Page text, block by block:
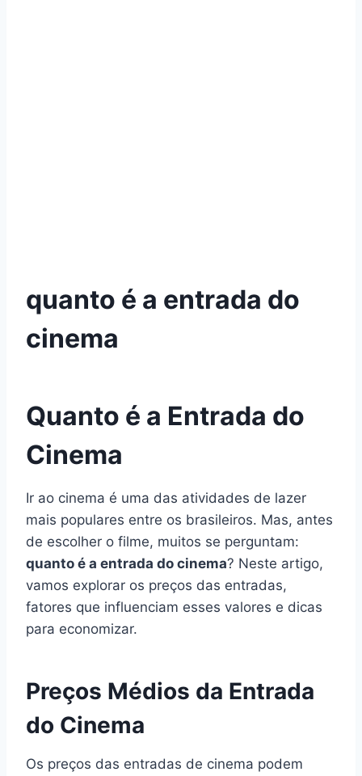
quanto é a entrada do
cinema
Quanto é a Entrada do
Cinema
Ir ao cinema é uma das atividades de lazer
mais populares entre os brasileiros. Mas, antes
de escolher o filme, muitos se perguntam:
quanto é a entrada do cinema? Neste artigo,
vamos explorar os preços das entradas,
fatores que influenciam esses valores e dicas
para economizar.
Preços Médios da Entrada
do Cinema
Os preços das entradas de cinema podem